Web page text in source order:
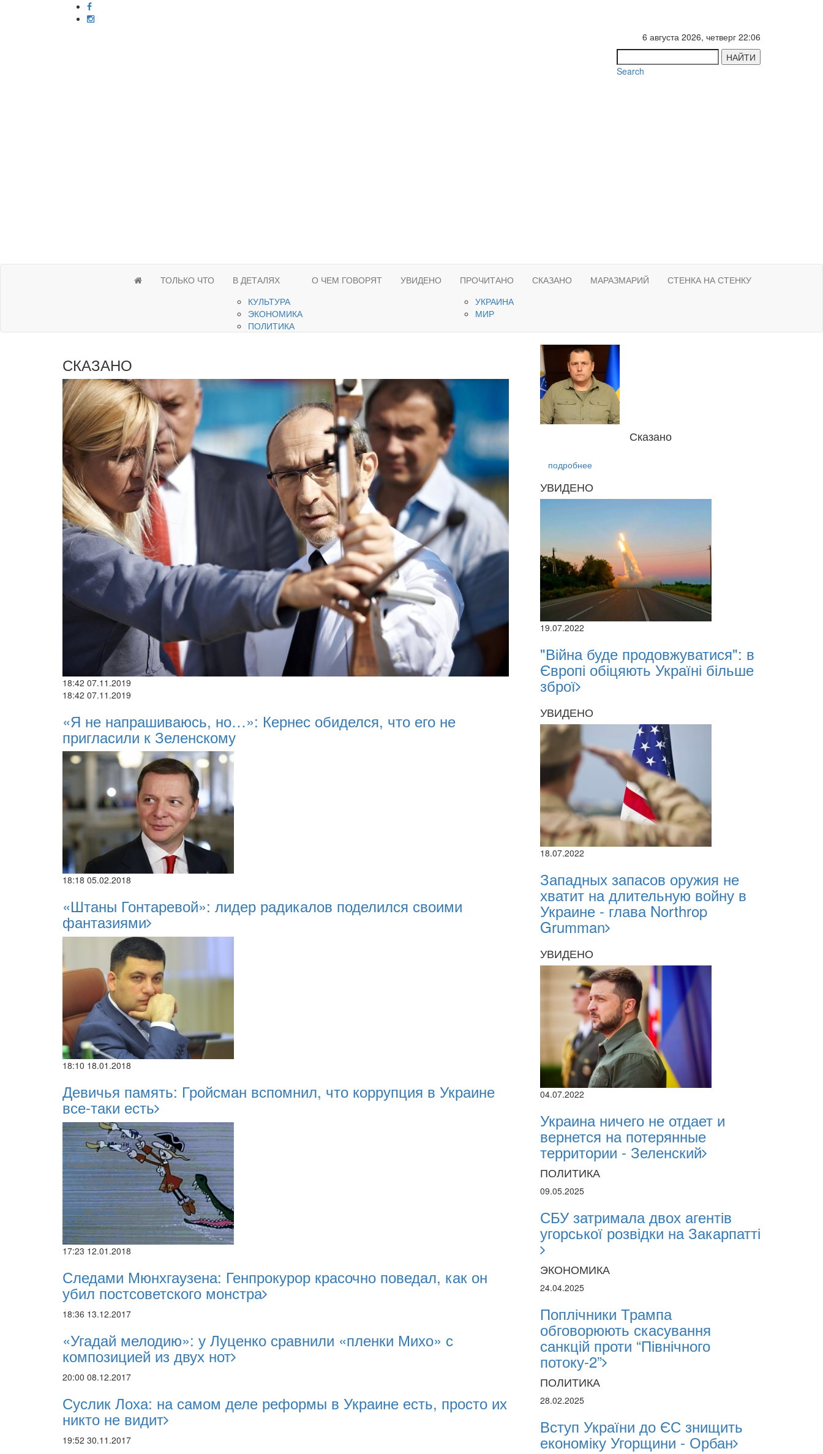
6 августа 2026, четверг 22:06
НАЙТИ
Search
ТОЛЬКО ЧТО
В ДЕТАЛЯХ
КУЛЬТУРА
ЭКОНОМИКА
ПОЛИТИКА
О ЧЕМ ГОВОРЯТ УВИДЕНО
ПРОЧИТАНО
УКРАИНА
МИР
СКАЗАНО МАРАЗМАРИЙ СТЕНКА НА СТЕНКУ
СКАЗАНО
18:42 07.11.2019
18:42 07.11.2019
«Я не напрашиваюсь, но…»: Кернес обиделся, что его не
пригласили к Зеленскому
18:18 05.02.2018
«Штаны Гонтаревой»: лидер радикалов поделился своими
фантазиями
18:10 18.01.2018
Девичья память: Гройсман вспомнил, что коррупция в Украине
все-таки есть
17:23 12.01.2018
Следами Мюнхгаузена: Генпрокурор красочно поведал, как он
убил постсоветского монстра
18:36 13.12.2017
«Угадай мелодию»: у Луценко сравнили «пленки Михо» с
композицией из двух нот
20:00 08.12.2017
Суслик Лоха: на самом деле реформы в Украине есть, просто их
никто не видит
19:52 30.11.2017
Сказано
подробнее
УВИДЕНО
19.07.2022
"Війна буде продовжуватися": в
Європі обіцяють Україні більше
зброї
УВИДЕНО
18.07.2022
Западных запасов оружия не
хватит на длительную войну в
Украине - глава Northrop
Grumman
УВИДЕНО
04.07.2022
Украина ничего не отдает и
вернется на потерянные
территории - Зеленский
ПОЛИТИКА
09.05.2025
СБУ затримала двох агентів
угорської розвідки на Закарпатті
ЭКОНОМИКА
24.04.2025
Поплічники Трампа
обговорюють скасування
санкцій проти “Північного
потоку-2”
ПОЛИТИКА
28.02.2025
Вступ України до ЄС знищить
економіку Угорщини - Орбан